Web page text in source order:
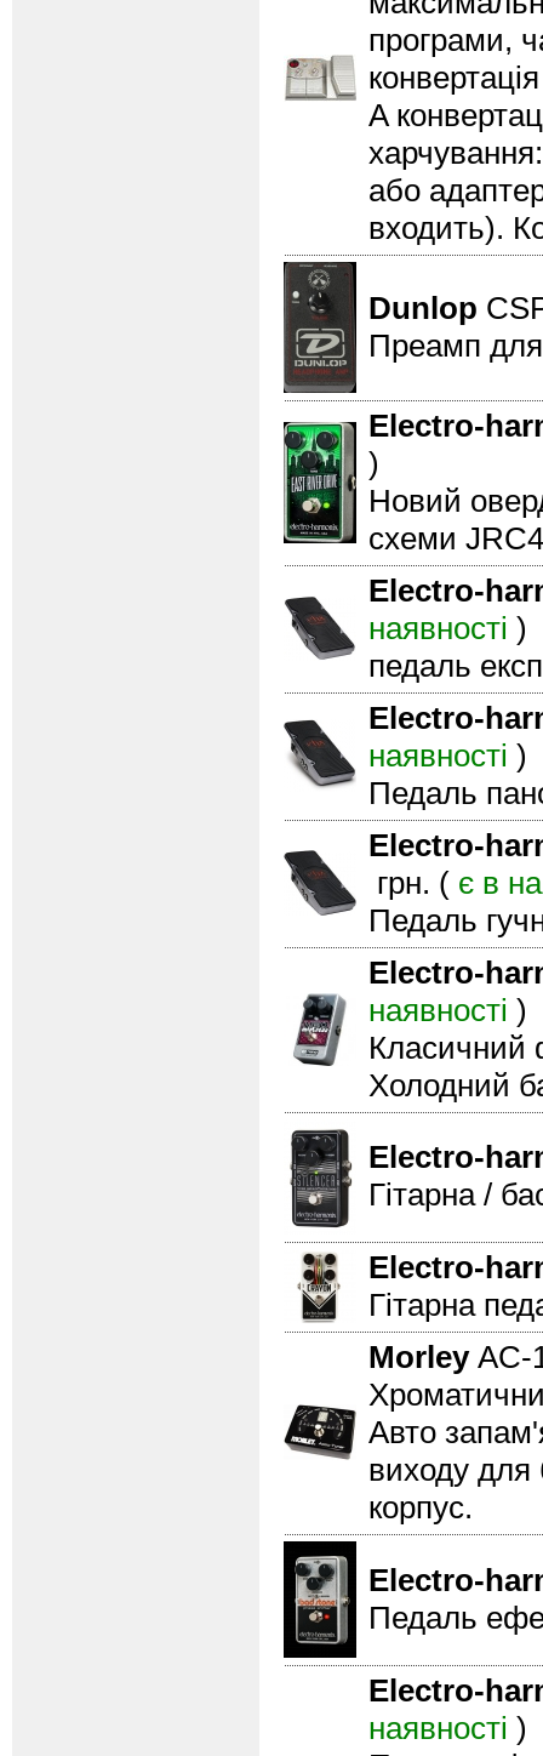
програми,
A
або
входить).
Dunlop
Преамп
Electro-
)
Новий
схеми
Electro-
наявності )
педаль
Electro-
наявності )
Педаль
Electro-
грн. ( є в
Педаль
Electro-
наявності )
Класичний
Холодний
Electro-
Гітарна /
Electro-
Гітарна
MorleyAC-
Авто
виходу для
корпус.
Electro-
Педаль
Electro-
наявності )